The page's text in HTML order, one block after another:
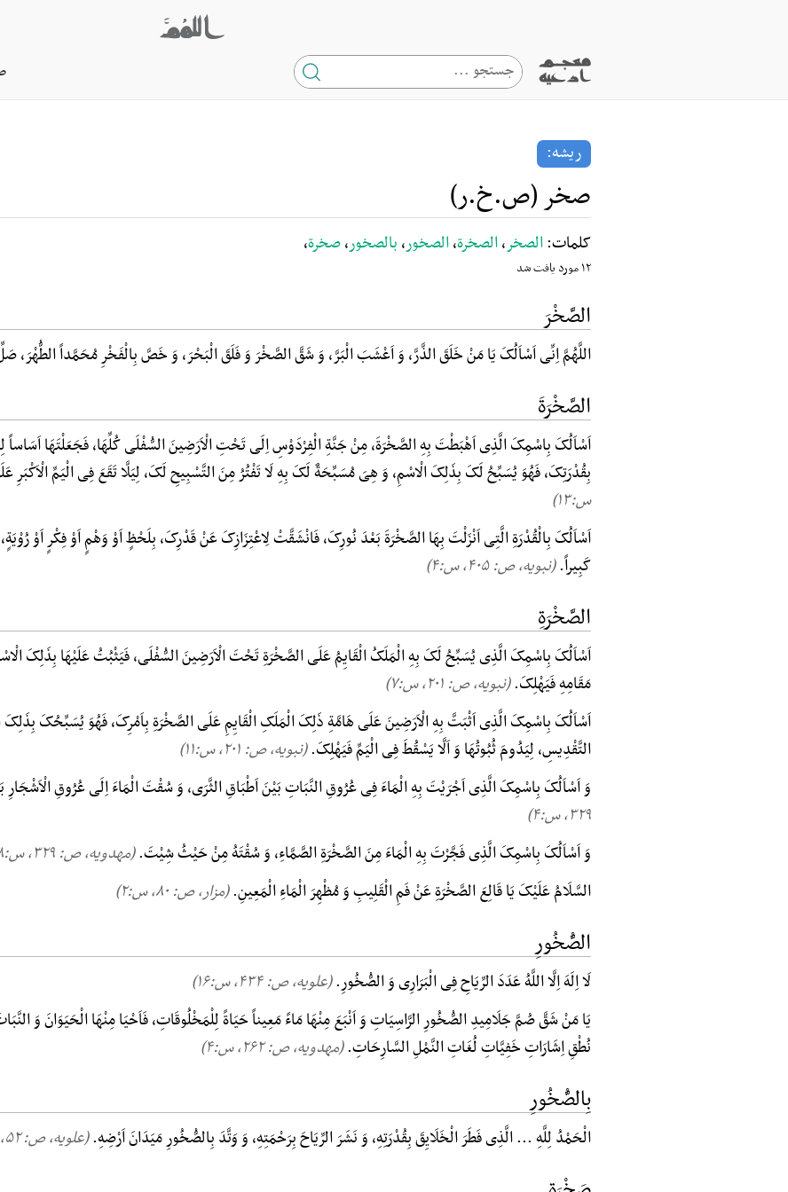
ریشه:
صخر (ص.خ.ر)
کلمات:الصخر،الصخرة،الصخور، بالصخور،صخرة،
۱۲ مورد یافت شد
الصَّخْرَ
اللَّهُمَّ اِنِّی اَسْاَلُکَ یَا مَنْ خَلَقَ الذَّرَّ، وَ اَعْشَبَ الْبَرَّ، وَ شَقَّ الصَّخْرَ وَ فَلَقَ الْبَحْرَ، وَ خَصَّ بِالْفَخْرِ مُحَمَّداً الطُّهْرَ،
الصَّخْرَةَ
اَسْاَلُکَ بِاسْمِکَ الَّذِی اَهْبَطْتَ بِهِ الصَّخْرَةَ، مِنْ جَنَّةِ الْفِرْدَوْسِ اِلَی تَحْتِ الْاَرَضِینَ السُّفْلَی کُلِّهَا، فَجَعَلْتَهَا
بِقُدْرَتِکَ، فَهُوَ یُسَبِّحُ لَکَ بِذَلِکَ الْاسْمِ، وَ هِیَ مُسَبِّحَةٌ لَکَ بِهِ لَا تَفْتُرُ مِنَ التَّسْبِیحِ لَکَ، لِیَلَّا تَقَعَ فِی الْیَمِّ الْاَکْبَرِ
س:۱۳)
اَسْاَلُکَ بِالْقُدْرَةِ الَّتِی اَنْزَلْتَ بِهَا الصَّخْرَةَ بَعْدَ نُورِکَ، فَانْشَقَّتْ لِاعْتِزَازِکَ عَنْ قَدْرِکَ، بِلَحْظٍ اَوْ وَهْمٍ اَوْ فِکْرٍ اَوْ
کَبِیراً.(نبویه، ص: ۴۰۵, س:۴)
الصَّخْرَةِ
اَسْاَلُکَ بِاسْمِکَ الَّذِی یُسَبِّحُ لَکَ بِهِ الْمَلَکُ الْقَایِمُ عَلَی الصَّخْرَةِ تَحْتَ الْاَرَضِینَ السُّفْلَی، فَیَثْبُتُ عَلَیْهَا بِذَلِکَ
مَقَامِهِ فَیَهْلِکَ.(نبویه، ص: ۲۰۱, س:۷)
اَسْاَلُکَ بِاسْمِکَ الَّذِی اَثْبَتَّ بِهِ الْاَرَضِینَ عَلَی هَامَّةِ ذَلِکَ الْمَلَکِ الْقَایِمِ عَلَی الصَّخْرَةِ بِاَمْرِکَ، فَهُوَ یُسَبِّحُکَ بِذَلِکَ
التَّقْدِیسِ، لِیَدُومَ ثُبُوتُهَا وَ اَلَّا یَسْقُطَ فِی الْیَمِّ فَیَهْلِکَ.(نبویه، ص: ۲۰۱, س:۱۱)
وَ اَسْاَلُکَ بِاسْمِکَ الَّذِی اَجْرَیْتَ بِهِ الْمَاءَ فِی عُرُوقِ النَّبَاتِ بَیْنَ اَطْبَاقِ الثَّرَی، وَ سُقْتَ الْمَاءَ اِلَی عُرُوقِ
۳۲۹, س:۴)
وَ اَسْاَلُکَ بِاسْمِکَ الَّذِی فَجَّرْتَ بِهِ الْمَاءَ مِنَ الصَّخْرَةِ الصَّمَّاءِ، وَ سُقْتَهُ مِنْ حَیْثُ شِیْتَ.(مهدویه، ص: ۳۲۹, س:۸)
السَّلَامُ عَلَیْکَ یَا قَالِعَ الصَّخْرَةِ عَنْ فَمِ الْقَلِیبِ وَ مُظْهِرَ الْمَاءِ الْمَعِینِ.(مزار، ص: ۸۰, س:۲)
الصُّخُورِ
لَا اِلَهَ اِلَّا اللَّهُ عَدَدَ الرِّیَاحِ فِی الْبَرَارِی وَ الصُّخُورِ.(علویه، ص: ۴۳۴, س:۱۶)
یَا مَنْ شَقَّ صُمَّ جَلَامِیدِ الصُّخُورِ الرَّاسِیَاتِ وَ اَنْبَعَ مِنْهَا مَاءً مَعِیناً حَیَاةً لِلْمَخْلُوقَاتِ، فَاَحْیَا مِنْهَا الْحَیَوَانَ وَ
نُطْقِ اِشَارَاتِ خَفِیَّاتِ لُغَاتِ النَّمْلِ السَّارِحَاتِ.(مهدویه، ص: ۲۶۲, س:۴)
بِالصُّخُورِ
الْحَمْدُ لِلَّهِ ... الَّذِی فَطَرَ الْخَلَایِقَ بِقُدْرَتِهِ، وَ نَشَرَ الرِّیَاحَ بِرَحْمَتِهِ، وَ وَتَّدَ بِالصُّخُورِ مَیَدَانَ اَرْضِهِ.(علویه، ص: ۵۲, س:۱۶)